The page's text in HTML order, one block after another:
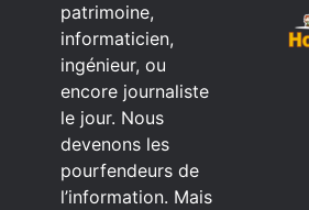
patrimoine,
informaticien,
ingénieur, ou
encore journaliste
le jour. Nous
devenons les
pourfendeurs de
l’information. Mais